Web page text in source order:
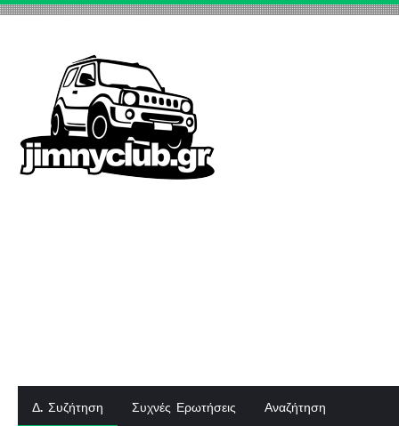
Δ. Συζήτηση Συχνές Ερωτήσεις Αναζήτηση